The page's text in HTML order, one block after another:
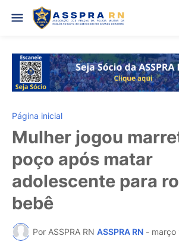
Página inicial
Mulher jogou
poço após matar
adolescente para
bebê
Por ASSPRA RN ASSPRA RN - março